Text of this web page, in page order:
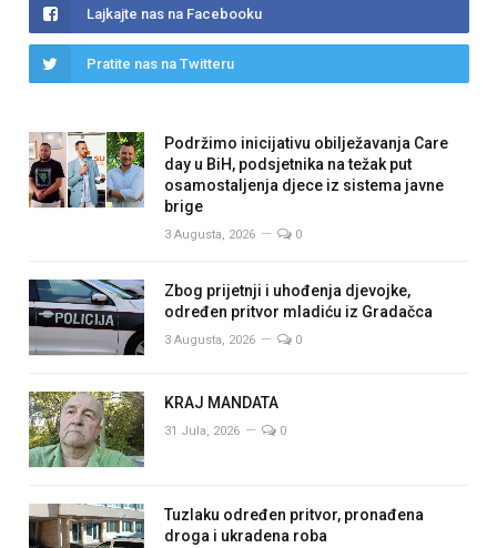
Lajkajte nas na Facebooku
Pratite nas na Twitteru
Podržimo inicijativu obilježavanja Care
day u BiH, podsjetnika na težak put
osamostaljenja djece iz sistema javne
brige
3 Augusta, 2026 0
Zbog prijetnji i uhođenja djevojke,
određen pritvor mladiću iz Gradačca
3 Augusta, 2026 0
KRAJ MANDATA
31 Jula, 2026 0
Tuzlaku određen pritvor, pronađena
droga i ukradena roba